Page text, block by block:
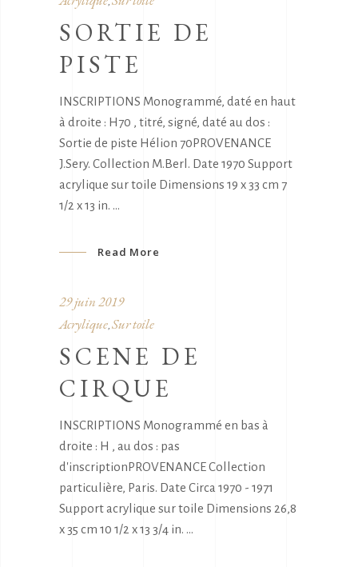
,
SORTIE DE
PISTE
INSCRIPTIONS Monogrammé, daté en haut
à droite : H70 , titré, signé, daté au dos :
Sortie de piste Hélion 70PROVENANCE
J.Sery. Collection M.Berl. Date 1970 Support
acrylique sur toile Dimensions 19 x 33 cm 7
1/2 x 13 in.
Read More
29 juin 2019
Acrylique, Sur toile
SCENE DE
CIRQUE
INSCRIPTIONS Monogrammé en bas à
droite : H , au dos : pas
d'inscriptionPROVENANCE Collection
particulière, Paris. Date Circa 1970 - 1971
Support acrylique sur toile Dimensions 26,8
x 35 cm 10 1/2 x 13 3/4 in.